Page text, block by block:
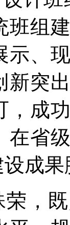
班组
示、
新突
，成
在省
成
荣，